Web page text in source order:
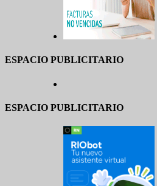
ESPACIO PUBLICITARIO
ESPACIO PUBLICITARIO